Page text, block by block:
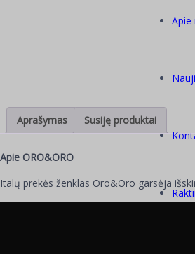
Apie
Aprašymas Susiję produktai
Apie ORO&ORO
Italų prekės ženklas Oro&Oro garsėja